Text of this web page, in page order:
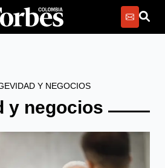
Y NEGOCIOS
y negocios